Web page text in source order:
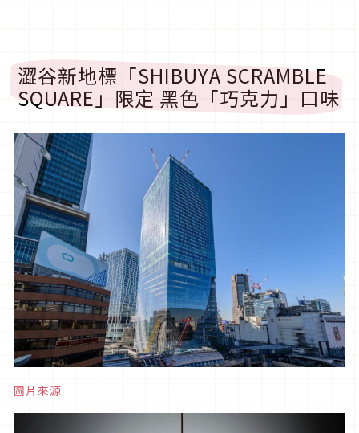
澀谷新地標「SHIBUYA SCRAMBLE
SQUARE」限定 黑色「巧克力」口味
圖片來源